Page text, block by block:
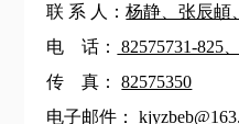
联 系 人：杨静、张辰頔
电 话：
82575731-825
传 真：
82575350
电子邮件：